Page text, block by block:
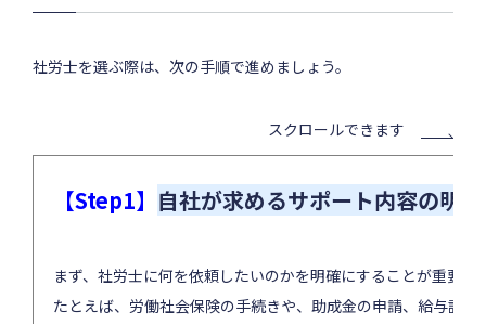
社労士を選ぶ際は、次の手順で進めましょう。
スクロールできます
【Step1】 自社が求めるサポート内容の明
まず、社労士に何を依頼したいのかを明確にすることが重要で
たとえば、労働社会保険の手続きや、助成金の申請、給与計